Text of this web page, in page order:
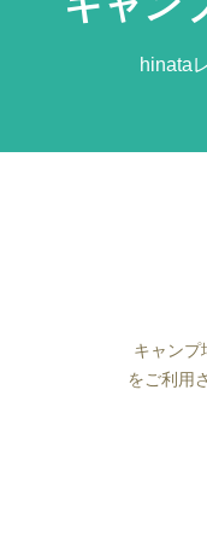
hinata
キャンプ
をご利用